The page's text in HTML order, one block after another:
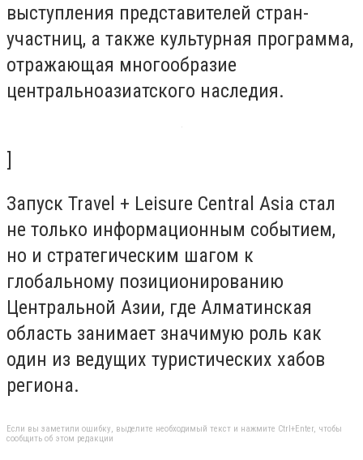
выступления представителей стран-
участниц, а также культурная программа,
отражающая многообразие
центральноазиатского наследия.
]
Запуск Travel + Leisure Central Asia стал
не только информационным событием,
но и стратегическим шагом к
глобальному позиционированию
Центральной Азии, где Алматинская
область занимает значимую роль как
один из ведущих туристических хабов
региона.
Если вы заметили ошибку, выделите необходимый текст и нажмите Ctrl+Enter, чтобы
сообщить об этом редакции